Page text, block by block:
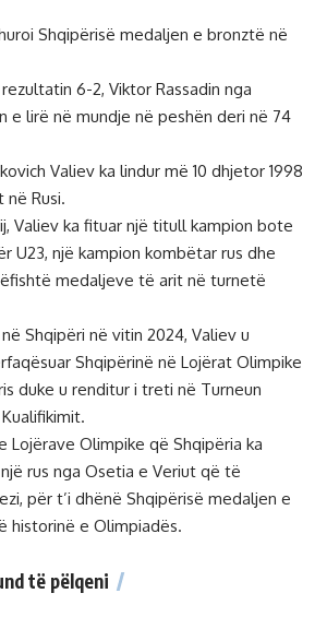
Shqipërisë medaljen e bronztë në
6-2, Viktor Rassadin nga
e lirë në mundje në peshën deri në 74
Valiev ka lindur më 10 dhjetor 1998
Rusi.
Valiev ka fituar një titull kampion bote
U23, një kampion kombëtar rus dhe
medaljeve të arit në turnetë
Shqipëri në vitin 2024, Valiev u
Shqipërinë në Lojërat Olimpike
duke u renditur i treti në Turneun
Lojërave Olimpike që Shqipëria ka
rus nga Osetia e Veriut që të
për t’i dhënë Shqipërisë medaljen e
historinë e Olimpiadës.
të pëlqeni